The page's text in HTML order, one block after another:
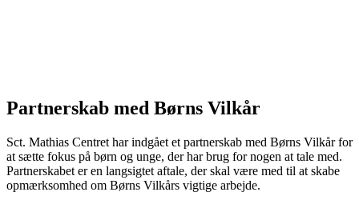
Partnerskab med Børns Vilkår
Sct. Mathias Centret har indgået et partnerskab med Børns Vilkår for
at sætte fokus på børn og unge, der har brug for nogen at tale med.
Partnerskabet er en langsigtet aftale, der skal være med til at skabe
opmærksomhed om Børns Vilkårs vigtige arbejde.